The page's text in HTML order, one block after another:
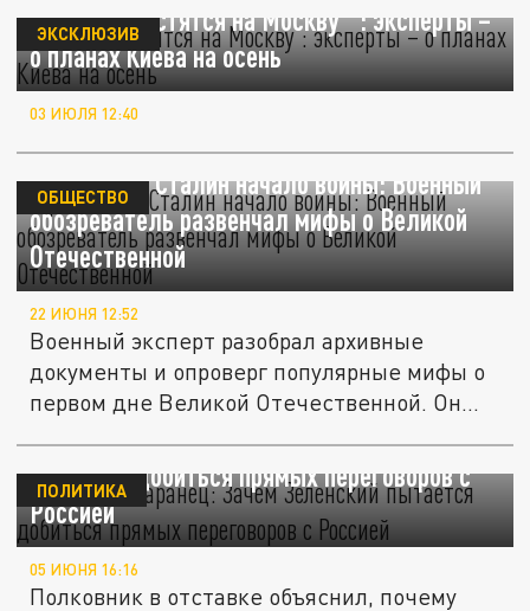
"Удары сместятся на Москву ": эксперты –
о планах Киева на осень
ЭКСКЛЮЗИВ
03 ИЮЛЯ 12:40
Проспал ли Сталин начало войны: Военный
обозреватель развенчал мифы о Великой
Отечественной
ОБЩЕСТВО
22 ИЮНЯ 12:52
Военный эксперт разобрал архивные
документы и опроверг популярные мифы о
первом дне Великой Отечественной. Он...
Аналитик Баранец: Зачем Зеленский
пытается добиться прямых переговоров с
Россией
ПОЛИТИКА
05 ИЮНЯ 16:16
Полковник в отставке объяснил, почему